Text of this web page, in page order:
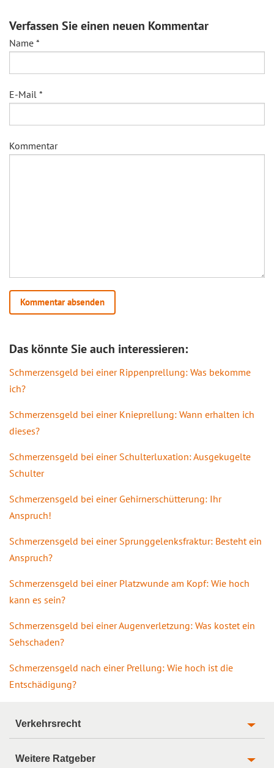
Verfassen Sie einen neuen Kommentar
Name *
E-Mail *
Kommentar
Das könnte Sie auch interessieren:
Schmerzensgeld bei einer Rippenprellung: Was bekomme
ich?
Schmerzensgeld bei einer Knieprellung: Wann erhalten ich
dieses?
Schmerzensgeld bei einer Schulterluxation: Ausgekugelte
Schulter
Schmerzensgeld bei einer Gehirnerschütterung: Ihr
Anspruch!
Schmerzensgeld bei einer Sprunggelenksfraktur: Besteht ein
Anspruch?
Schmerzensgeld bei einer Platzwunde am Kopf: Wie hoch
kann es sein?
Schmerzensgeld bei einer Augenverletzung: Was kostet ein
Sehschaden?
Schmerzensgeld nach einer Prellung: Wie hoch ist die
Entschädigung?
Verkehrsrecht
Weitere Ratgeber